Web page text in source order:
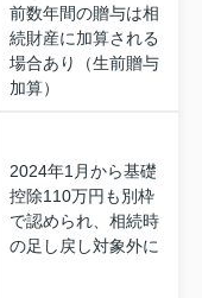
前数年間の贈与は相
続財産に加算される
場合あり（生前贈与
加算）
2024年1月から基礎
控除110万円も別枠
で認められ、相続時
の足し戻し対象外に